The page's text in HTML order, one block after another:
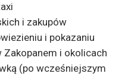
i zakupów
i pokazaniu
i okolicach
(po wcześniejszym